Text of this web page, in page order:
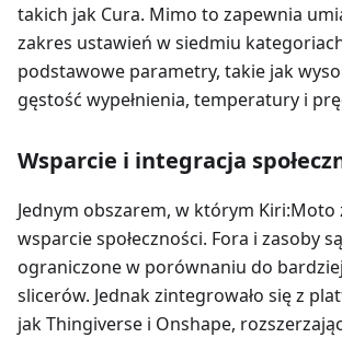
takich jak Cura. Mimo to zapewnia
zakres ustawień w siedmiu
podstawowe parametry, takie jak
gęstość wypełnienia, temperatury i
Wsparcie i integracja
Jednym obszarem, w którym Kiri:Moto
wsparcie społeczności. Fora i zasoby
ograniczone w porównaniu do
slicerów. Jednak zintegrowało się z
jak Thingiverse i Onshape,